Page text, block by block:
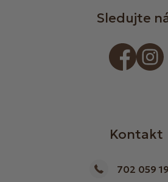
Sledujte
Kontakt
702 059